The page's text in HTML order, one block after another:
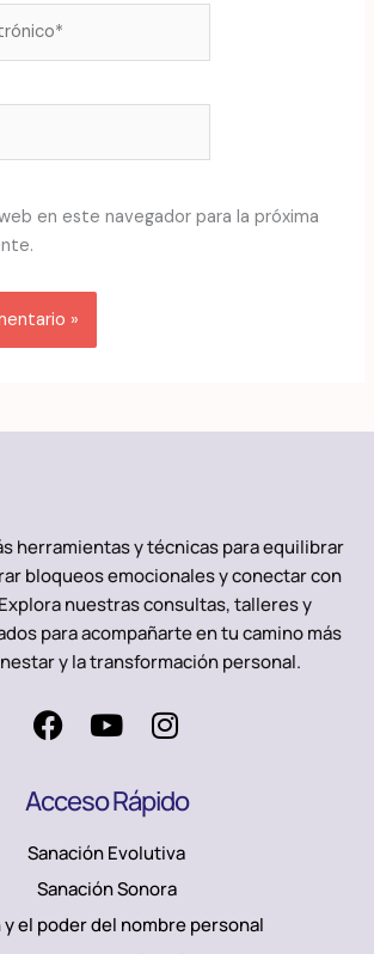
en este navegador para la próxima
herramientas y técnicas para equilibrar
bloqueos emocionales y conectar con
nuestras consultas, talleres y
para acompañarte en tu camino más
y la transformación personal.
F
a
c
b
o
k
Y
o
u
u
e
I
n
s
a
r
a
m
Acceso Rápido
Sanación Evolutiva
Sanación Sonora
y el poder del nombre personal